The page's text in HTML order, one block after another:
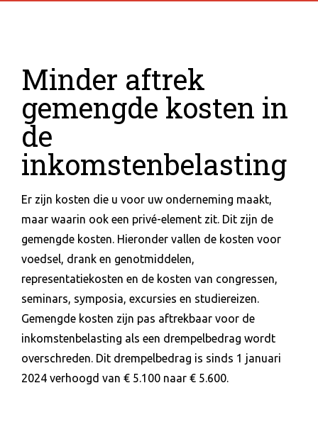
Minder aftrek
gemengde kosten in
de
inkomstenbelasting
Er zijn kosten die u voor uw onderneming maakt,
maar waarin ook een privé-element zit. Dit zijn de
gemengde kosten. Hieronder vallen de kosten voor
voedsel, drank en genotmiddelen,
representatiekosten en de kosten van congressen,
seminars, symposia, excursies en studiereizen.
Gemengde kosten zijn pas aftrekbaar voor de
inkomstenbelasting als een drempelbedrag wordt
overschreden. Dit drempelbedrag is sinds 1 januari
2024 verhoogd van € 5.100 naar € 5.600.